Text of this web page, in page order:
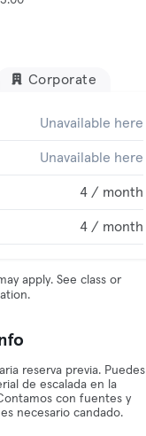
Corporate
Unavailable here
Unavailable here
4 / month
4 / month
apply. See class or
reserva previa. Puedes
de escalada en la
con fuentes y
necesario candado.